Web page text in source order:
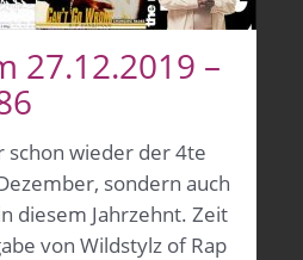
27.12.2019 –
schon wieder der 4te
sondern auch
diesem Jahrzehnt. Zeit
von Wildstylz of Rap